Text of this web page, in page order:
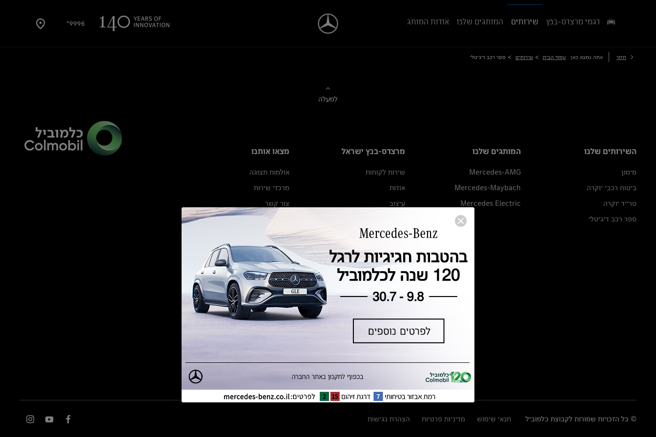
9996* דגמי מרצדס-בנץ שירותים המותגים שלנו אודות המותג
חזור אתה נמצא כאן עמוד הבית > שירותים > ספר רכב דיגיטלי
למעלה
השירותים שלנו
מימון
ביטוח רכבי יוקרה
טרייד יוקרה
ספר רכב דיגיטלי
המותגים שלנו
Mercedes-AMG
Mercedes-Maybach
Mercedes Electric
מרצדס-בנץ ישראל
שירות לקוחות
אודות
עיצוב
מגזין מרצדס-בנץ
ספרי רכב מרצדס-בנץ
נתוני זיהום אוויר וצריכת דלק וחשמל
נתוני תווית צמיגים
מחירון חלפים
הודעה על הטבות לרכבי מרצדס בהסדר
מצאו אותנו
אולמות תצוגה
מרכזי שירות
צור קשר
© כל הזכויות שמורות לקבוצת כלמוביל תנאי שימוש מדיניות פרטיות הצהרת נגישות